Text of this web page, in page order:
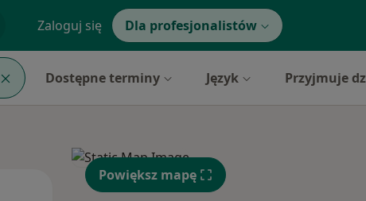
Zaloguj się Dla profesjonalistów
Dostępne terminy Język Przyjmuje
Wt, Śr,
Powiększ mapę